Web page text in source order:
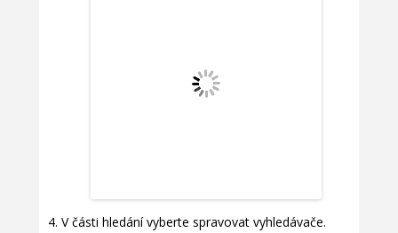
V části hledání vyberte spravovat vyhledávače.